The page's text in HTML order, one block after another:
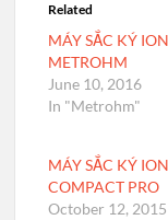
Related
MÁY SẮC KÝ
METROHM
June 10, 2016
In "Metrohm"
MÁY SẮC KÝ
COMPACT PRO
October 12, 2015